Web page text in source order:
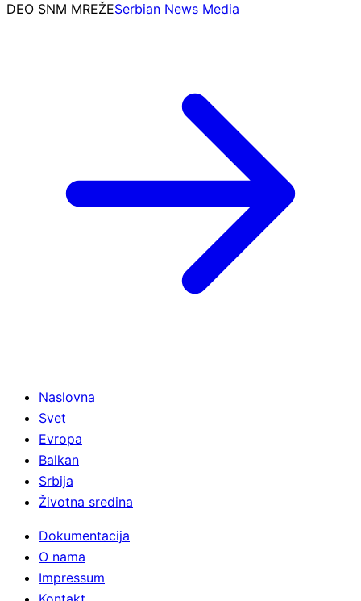
DEO SNM MREŽESerbian News Media
Naslovna
Svet
Evropa
Balkan
Srbija
Životna sredina
Dokumentacija
O nama
Impressum